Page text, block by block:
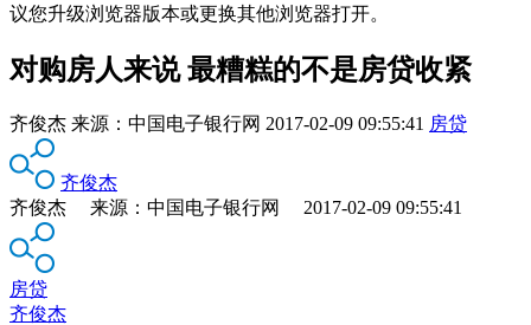
议您升级浏览器版本或更换其他浏览器打开。
对购房人来说 最糟糕的不是房贷收紧
齐俊杰 来源： 中国电子银行网 2017-02-09 09:55:41 房贷
齐俊杰
齐俊杰 来源：中国电子银行网 2017-02-09 09:55:41
房贷
齐俊杰